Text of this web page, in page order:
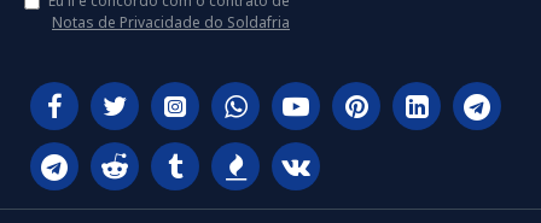
Notas de Privacidade do Soldafria